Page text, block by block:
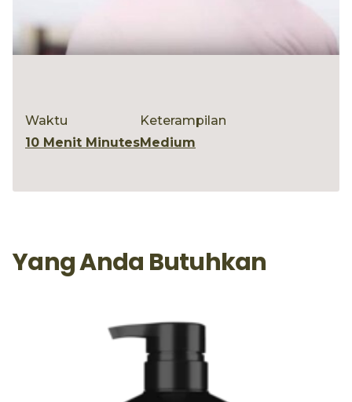
Waktu
10 Menit Minutes
Keterampilan
Medium
Yang Anda Butuhkan